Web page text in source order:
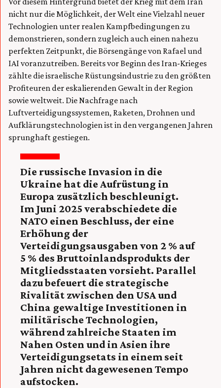
nicht nur die Möglichkeit, der Welt eine Vielzahl neuer
Technologien unter realen Kampfbedingungen zu
demonstrieren, sondern zugleich auch einen nahezu
perfekten Zeitpunkt, die Börsengänge von Rafael und
IAI voranzutreiben. Bereits vor Beginn des Iran-Krieges
zählte die israelische Rüstungsindustrie zu den größten
Profiteuren der eskalierenden Gewalt in der Region
sowie weltweit. Die Nachfrage nach
Luftverteidigungssystemen, Raketen, Drohnen und
Aufklärungstechnologien ist in den vergangenen Jahren
sprunghaft gestiegen.
Die russische Invasion in die
Ukraine hat die Aufrüstung in
Europa zusätzlich beschleunigt.
Im Juni 2025 verabschiedete die
NATO einen Beschluss, der eine
Erhöhung der
Verteidigungsausgaben von 2 % auf
5 % des Bruttoinlandsprodukts der
Mitgliedsstaaten vorsieht. Parallel
dazu befeuert die strategische
Rivalität zwischen den USA und
China gewaltige Investitionen in
militärische Technologien,
während zahlreiche Staaten im
Nahen Osten und in Asien ihre
Verteidigungsetats in einem seit
Jahren nicht dagewesenen Tempo
aufstocken.